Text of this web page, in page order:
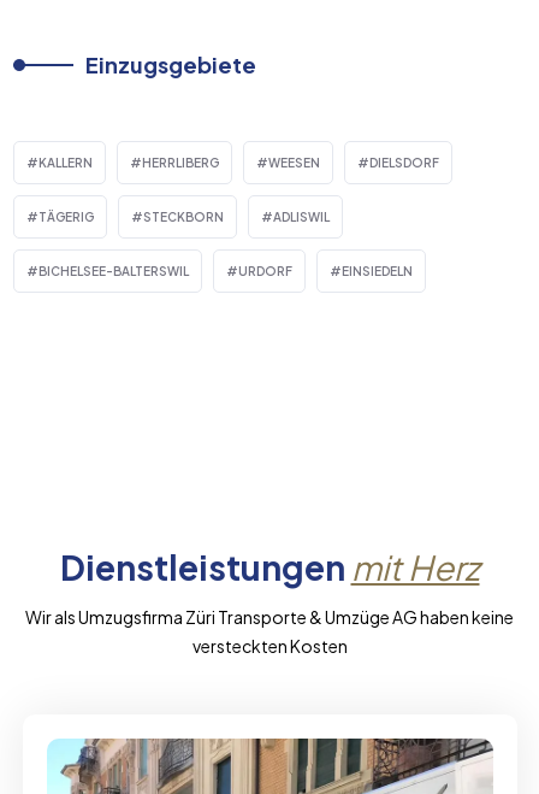
Einzugsgebiete
KALLERN HERRLIBERG WEESEN DIELSDORF
TÄGERIG STECKBORN ADLISWIL
BICHELSEE-BALTERSWIL URDORF EINSIEDELN
Dienstleistungen mit Herz
Wir als Umzugsfirma Züri Transporte & Umzüge AG haben keine
versteckten Kosten